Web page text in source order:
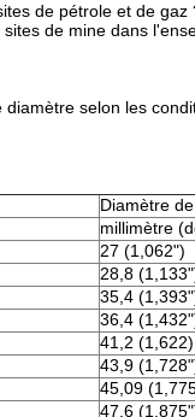
de pétrole et de gaz
de mine dans
selon les
Diamètre
millimètre
27 (1,062")
28,8
35,4
36,4
41,2 (1,622)
43,9
45,09
47,6